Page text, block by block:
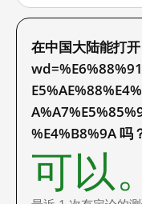
在中国大陆能打
%E4%B8%9A 吗
可以。